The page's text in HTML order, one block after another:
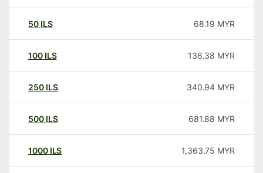
50 ILS 68.19 MYR
100 ILS 136.38 MYR
250 ILS 340.94 MYR
500 ILS 681.88 MYR
1000 ILS 1,363.75 MYR